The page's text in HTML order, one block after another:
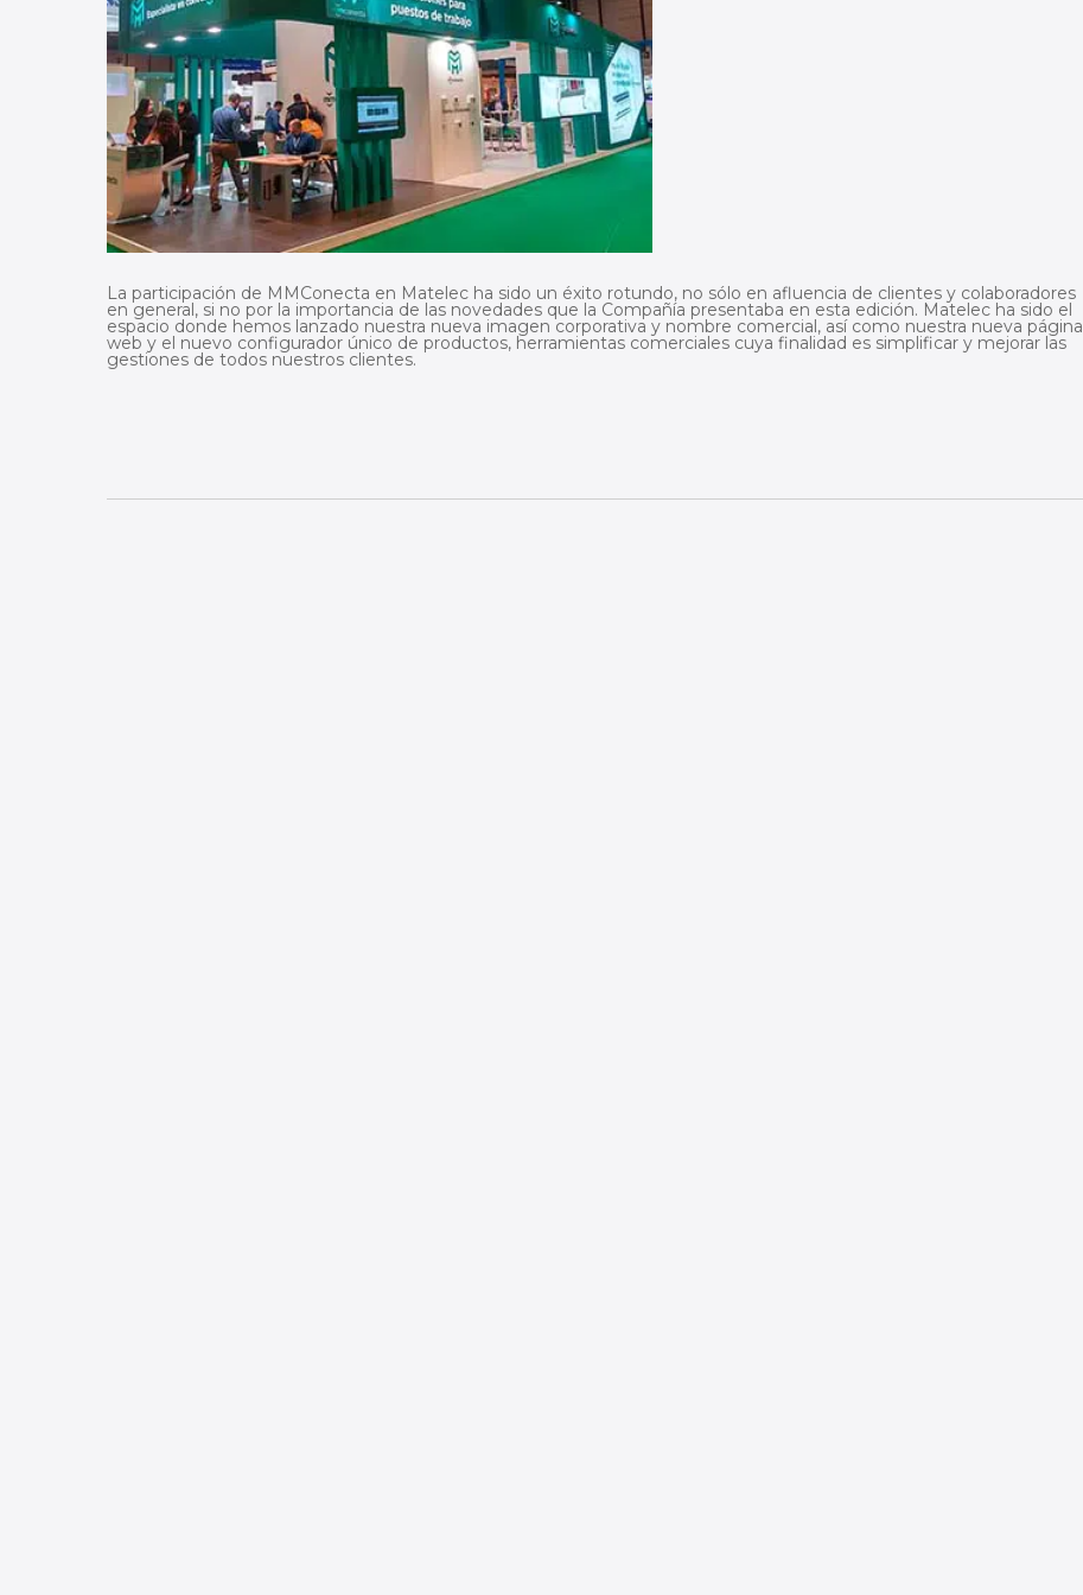
La participación de MMConecta en Matelec ha sido un éxito rotundo, no sólo en afluencia de clientes y colaboradores
en general, si no por la importancia de las novedades que la Compañía presentaba en esta edición. Matelec ha sido el
espacio donde hemos lanzado nuestra nueva imagen corporativa y nombre comercial, así como nuestra nueva página
web y el nuevo configurador único de productos, herramientas comerciales cuya finalidad es simplificar y mejorar las
gestiones de todos nuestros clientes.